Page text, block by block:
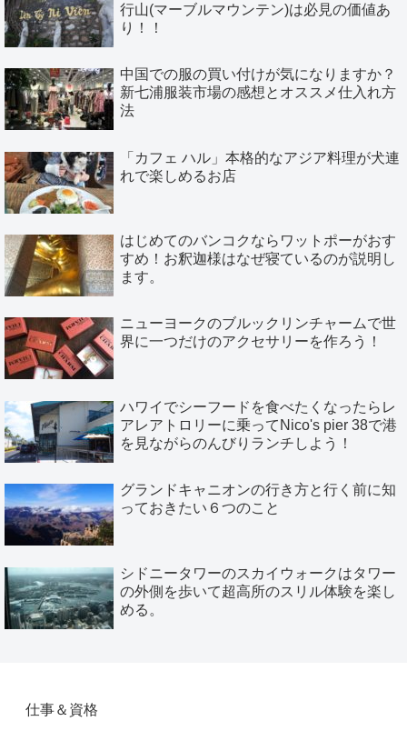
行山(マーブルマウンテン)は必見の価値あ
り！！
中国での服の買い付けが気になりますか？
新七浦服装市場の感想とオススメ仕入れ方
法
「カフェ ハル」本格的なアジア料理が犬連
れで楽しめるお店
はじめてのバンコクならワットポーがおす
すめ！お釈迦様はなぜ寝ているのが説明し
ます。
ニューヨークのブルックリンチャームで世
界に一つだけのアクセサリーを作ろう！
ハワイでシーフードを食べたくなったらレ
アレアトロリーに乗ってNico's pier 38で港
を見ながらのんびりランチしよう！
グランドキャニオンの行き方と行く前に知
っておきたい６つのこと
シドニータワーのスカイウォークはタワー
の外側を歩いて超高所のスリル体験を楽し
める。
仕事＆資格